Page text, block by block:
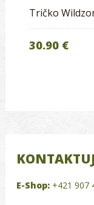
Tričko
30.90 €
E-Shop: +421 907